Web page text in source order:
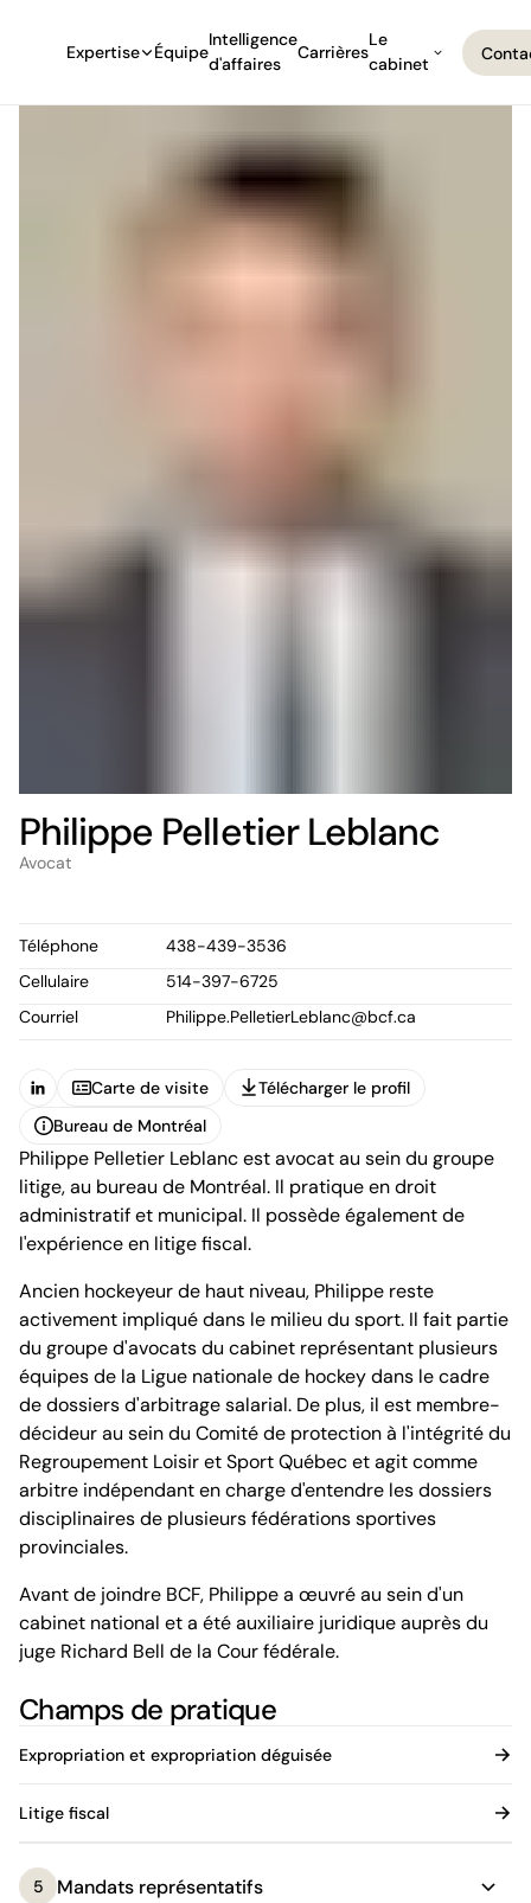
Expertise Équipe
Intelligence
d'affaires
Carrières
Le
cabinet
Philippe Pelletier Leblanc
Avocat
Téléphone
438-439-3536
Cellulaire
514-397-6725
Courriel
Philippe.PelletierLeblanc@bcf.ca
Carte de visite
Carte de visite
Télécharger le profil
Bureau de Montréal
Bureau de Montréal
1100, boulevard René-Lévesque Ouest, 25e étage
Montréal (Québec) H3B 5C9
Canada
Tél. (514) 397-8500
Fax. (514) 397-8515
info.bcf@bcf.ca
Philippe Pelletier Leblanc est avocat au sein du groupe
litige, au bureau de Montréal. Il pratique en droit
administratif et municipal. Il possède également de
l'expérience en litige fiscal.
Ancien hockeyeur de haut niveau, Philippe reste
activement impliqué dans le milieu du sport. Il fait partie
du groupe d'avocats du cabinet représentant plusieurs
équipes de la Ligue nationale de hockey dans le cadre
de dossiers d'arbitrage salarial. De plus, il est membre-
décideur au sein du Comité de protection à l'intégrité du
Regroupement Loisir et Sport Québec et agit comme
arbitre indépendant en charge d'entendre les dossiers
disciplinaires de plusieurs fédérations sportives
provinciales.
Avant de joindre BCF, Philippe a œuvré au sein d'un
cabinet national et a été auxiliaire juridique auprès du
juge Richard Bell de la Cour fédérale.
Champs de pratique
Expropriation et expropriation déguisée
Litige fiscal
5 Mandats représentatifs